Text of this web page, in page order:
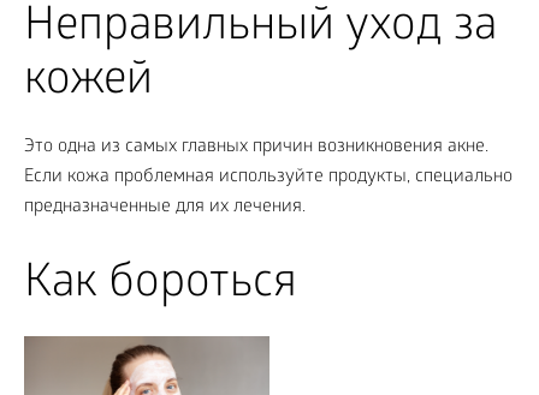
Неправильный уход за
кожей
Это одна из самых главных причин возникновения акне.
Если кожа проблемная используйте продукты, специально
предназначенные для их лечения.
Как бороться